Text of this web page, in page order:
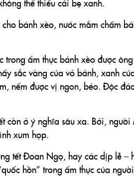
thể thiếu cải bẹ xanh.
bánh xèo, nước mắm chấm
trong ẩm thực bánh xèo được
sắc vàng của vỏ bánh, xanh
nếm được vị ngon, béo. Độc
còn ở ý nghĩa sâu xa. Bởi, người
xum họp.
tết Đoan Ngọ, hay các dịp lễ –
hồn” trong ẩm thực của người